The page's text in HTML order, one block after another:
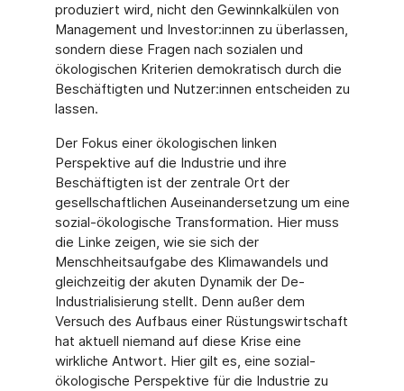
produziert wird, nicht den Gewinnkalkülen von
Management und Investor:innen zu überlassen,
sondern diese Fragen nach sozialen und
ökologischen Kriterien demokratisch durch die
Beschäftigten und Nutzer:innen entscheiden zu
lassen.
Der Fokus einer ökologischen linken
Perspektive auf die Industrie und ihre
Beschäftigten ist der zentrale Ort der
gesellschaftlichen Auseinandersetzung um eine
sozial-ökologische Transformation. Hier muss
die Linke zeigen, wie sie sich der
Menschheitsaufgabe des Klimawandels und
gleichzeitig der akuten Dynamik der De-
Industrialisierung stellt. Denn außer dem
Versuch des Aufbaus einer Rüstungswirtschaft
hat aktuell niemand auf diese Krise eine
wirkliche Antwort. Hier gilt es, eine sozial-
ökologische Perspektive für die Industrie zu